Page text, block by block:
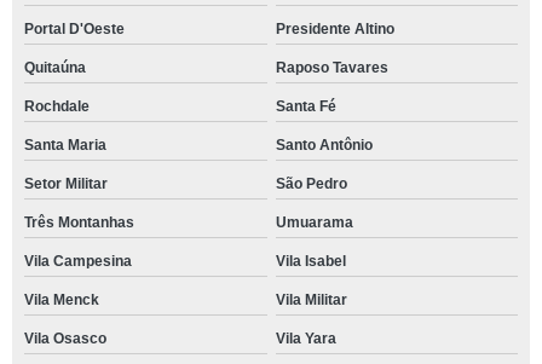
Portal D'Oeste Presidente Altino
Quitaúna Raposo Tavares
Rochdale Santa Fé
Santa Maria Santo Antônio
Setor Militar São Pedro
Três Montanhas Umuarama
Vila Campesina Vila Isabel
Vila Menck Vila Militar
Vila Osasco Vila Yara